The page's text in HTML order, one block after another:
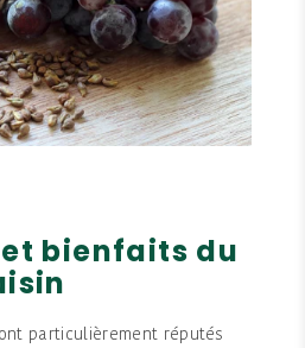
bienfaits du
particulièrement réputés